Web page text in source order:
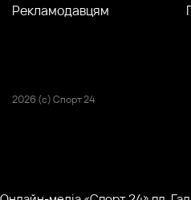
Рекламодавцям
2026 (с) Спорт 24